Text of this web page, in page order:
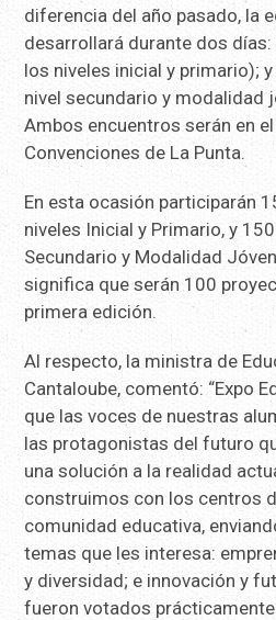
diferencia del año pasado, la
desarrollará durante dos
los niveles inicial y primario);
nivel secundario y modalidad
Ambos encuentros serán en
Convenciones de La Punta.
En esta ocasión participarán
niveles Inicial y Primario, y
Secundario y Modalidad
significa que serán 100
primera edición.
Al respecto, la ministra de
Cantaloube, comentó: “Expo
que las voces de nuestras
las protagonistas del futuro
una solución a la realidad
construimos con los centros
comunidad educativa,
temas que les interesa:
y diversidad; e innovación y
fueron votados